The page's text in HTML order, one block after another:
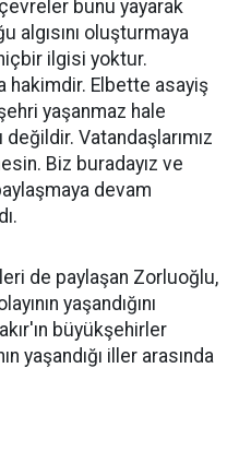
bunu yayarak
algısını oluşturmaya
ilgisi yoktur.
hakimdir. Elbette asayiş
yaşanmaz hale
Vatandaşlarımız
Biz buradayız ve
devam
de paylaşan Zorluoğlu,
yaşandığını
büyükşehirler
yaşandığı iller arasında